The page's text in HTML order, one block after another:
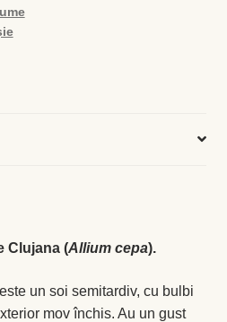
Clujana (Allium cepa).
un soi semitardiv, cu bulbi
mov închis. Au un gust